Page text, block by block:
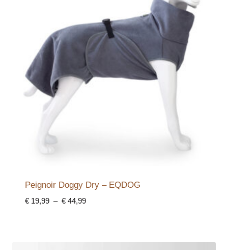
Peignoir Doggy Dry – EQDOG
€19,99 – €44,99Plage